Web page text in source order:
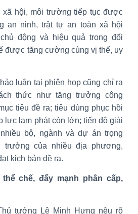
xã hội, môi trường tiếp tục được
an ninh, trật tự an toàn xã hội
động và hiệu quả trong đối
được tăng cường cùng vị thế, uy
luận tại phiên họp cũng chỉ ra
thức như tăng trưởng công
tiêu đề ra; tiêu dùng phục hồi
lực lạm phát còn lớn; tiến độ giải
bộ, ngành và dự án trọng
trưởng của nhiều địa phương,
kịch bản đề ra.
chế, đẩy mạnh phân cấp,
tướng Lê Minh Hưng nêu rõ